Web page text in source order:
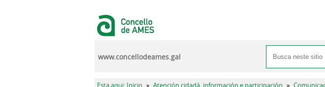
Formulario
Buscar
www.concellodeames.gal
Vostede está aquí
Esta aqui: Inicio » Atención cidadá, información e participación »